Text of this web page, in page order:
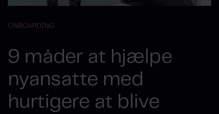
ONBOARDING
9 måder at hjælpe
nyansatte med
hurtigere at blive